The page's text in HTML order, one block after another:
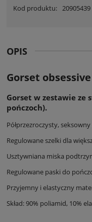
Kod produktu: 20905439
OPIS
Gorset
Gorset w zestawie ze
pończoch).
Półprzezroczysty,
Regulowane szelki dla
Usztywniana miska
Regulowane paski do
Przyjemny i elastyczny
Skład: 90% poliamid, 10%